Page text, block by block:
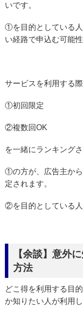
いです。
①を目的としている
い経路で申込む可能性
サービスを利用する
①初回限定
②複数回OK
を一緒にランキングさ
①の方が、広告主か
定されます。
②を目的としている
【余談】意外
方法
どこ得を利用する目
か知りたい人が利用し